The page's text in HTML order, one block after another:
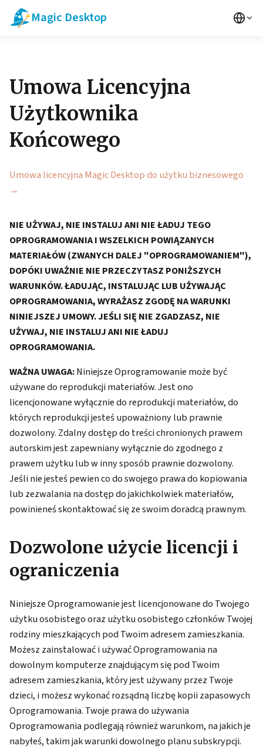
Magic Desktop
Umowa Licencyjna
Użytkownika
Końcowego
Umowa licencyjna Magic Desktop do użytku biznesowego
→
NIE UŻYWAJ, NIE INSTALUJ ANI NIE ŁADUJ TEGO
OPROGRAMOWANIA I WSZELKICH POWIĄZANYCH
MATERIAŁÓW (ZWANYCH DALEJ "OPROGRAMOWANIEM"),
DOPÓKI UWAŻNIE NIE PRZECZYTASZ PONIŻSZYCH
WARUNKÓW. ŁADUJĄC, INSTALUJĄC LUB UŻYWAJĄC
OPROGRAMOWANIA, WYRAŻASZ ZGODĘ NA WARUNKI
NINIEJSZEJ UMOWY. JEŚLI SIĘ NIE ZGADZASZ, NIE
UŻYWAJ, NIE INSTALUJ ANI NIE ŁADUJ
OPROGRAMOWANIA.
WAŻNA UWAGA:Niniejsze Oprogramowanie może być
używane do reprodukcji materiałów. Jest ono
licencjonowane wyłącznie do reprodukcji materiałów, do
których reprodukcji jesteś upoważniony lub prawnie
dozwolony. Zdalny dostęp do treści chronionych prawem
autorskim jest zapewniany wyłącznie do zgodnego z
prawem użytku lub w inny sposób prawnie dozwolony.
Jeśli nie jesteś pewien co do swojego prawa do kopiowania
lub zezwalania na dostęp do jakichkolwiek materiałów,
powinieneś skontaktować się ze swoim doradcą prawnym.
Dozwolone użycie licencji i
ograniczenia
Niniejsze Oprogramowanie jest licencjonowane do Twojego
użytku osobistego oraz użytku osobistego członków Twojej
rodziny mieszkających pod Twoim adresem zamieszkania.
Możesz zainstalować i używać Oprogramowania na
dowolnym komputerze znajdującym się pod Twoim
adresem zamieszkania, który jest używany przez Twoje
dzieci, i możesz wykonać rozsądną liczbę kopii zapasowych
Oprogramowania. Twoje prawa do używania
Oprogramowania podlegają również warunkom, na jakich je
nabyłeś, takim jak warunki dowolnego planu subskrypcji.